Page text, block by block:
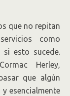
que no repitan
como
si esto sucede.
Herley,
que algún
esencialmente